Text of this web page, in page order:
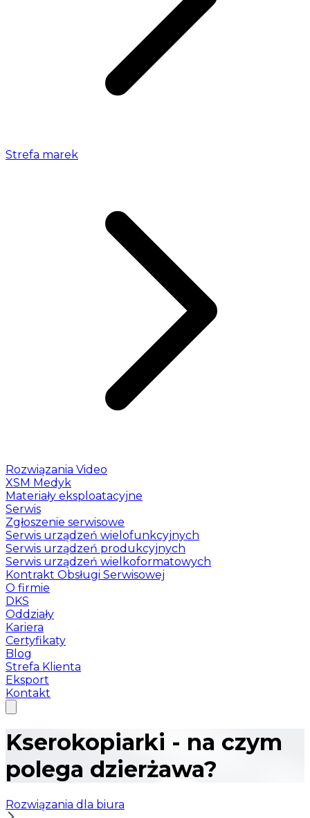
Strefa marek
Rozwiązania Video
XSM Medyk
Materiały eksploatacyjne
Serwis
Zgłoszenie serwisowe
Serwis urządzeń wielofunkcyjnych
Serwis urządzeń produkcyjnych
Serwis urządzeń wielkoformatowych
Kontrakt Obsługi Serwisowej
O firmie
DKS
Oddziały
Kariera
Certyfikaty
Blog
Strefa Klienta
Eksport
Kontakt
Kserokopiarki - na czym
polega dzierżawa?
Rozwiązania dla biura